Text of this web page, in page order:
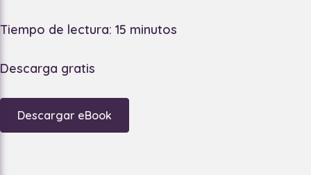
Tiempo de lectura: 15 minutos
Descarga gratis
Descargar eBook